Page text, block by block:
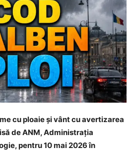
cu ploaie și vânt cu avertizarea
de ANM, Administrația
pentru 10 mai 2026 în